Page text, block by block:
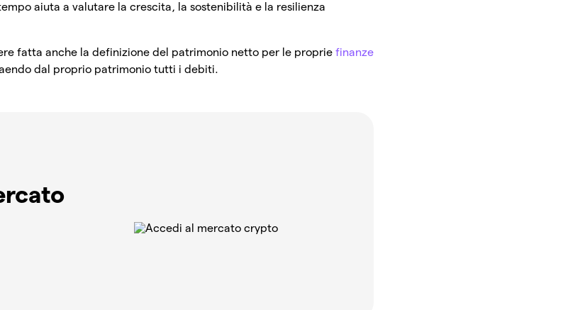
aiuta a valutare la crescita, la sostenibilità e la resilienza
fatta anche la definizione del patrimonio netto per le propriefinanze
dal proprio patrimonio tutti i debiti.